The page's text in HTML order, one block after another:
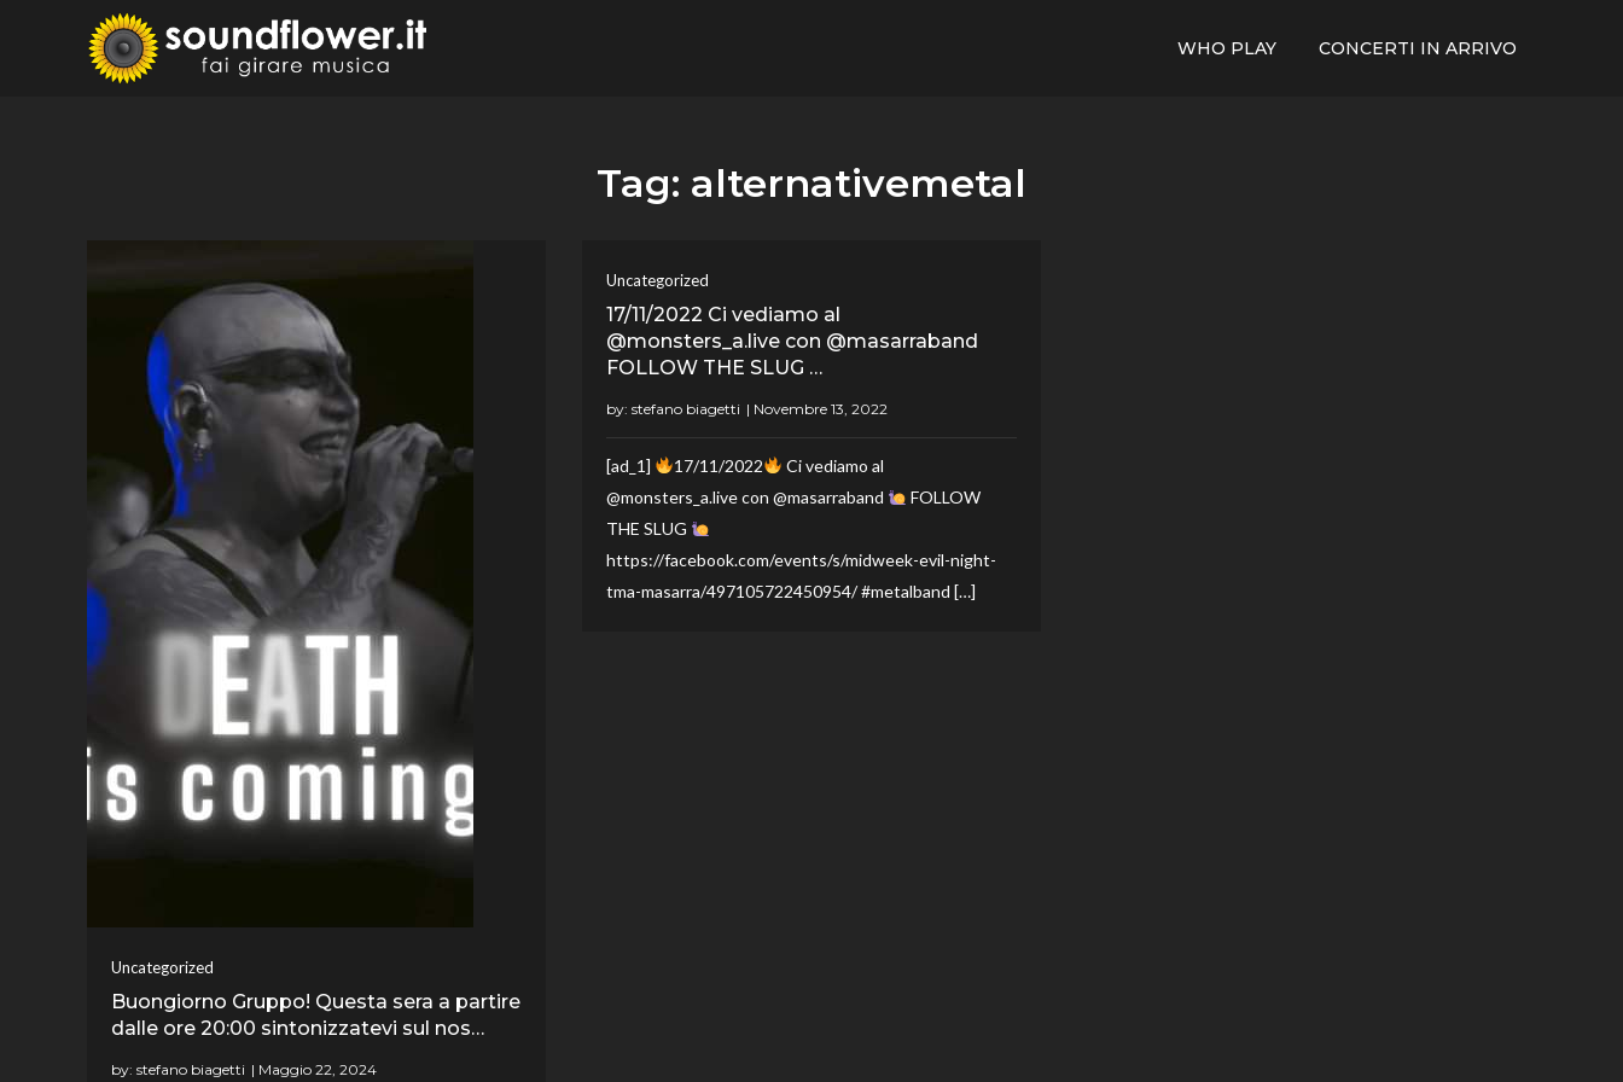
WHO PLAY CONCERTI IN ARRIVO
Tag: alternativemetal
Uncategorized
Buongiorno Gruppo! Questa sera a partire
dalle ore 20:00 sintonizzatevi sul nos…
by: stefano biagetti
Uncategorized
17/11/2022 Ci vediamo al
@monsters_a.live con @masarraband
FOLLOW THE SLUG …
by: stefano biagetti
[ad_1] 17/11/2022
Ci vediamo al
@monsters_a.live con @masarraband
FOLLOW
THE SLUG
https://facebook.com/events/s/midweek-evil-night-
tma-masarra/497105722450954/ #metalband […]